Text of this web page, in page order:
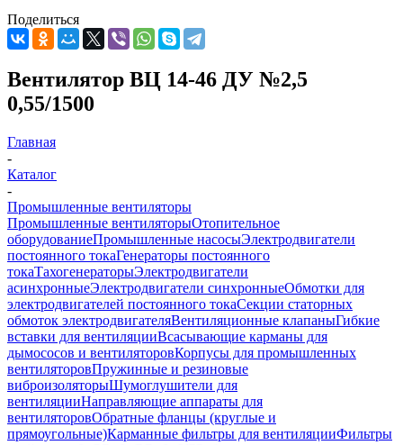
Поделиться
Вентилятор ВЦ 14-46 ДУ №2,5
0,55/1500
Главная
-
Каталог
-
Промышленные вентиляторы
Промышленные вентиляторыОтопительное
оборудованиеПромышленные насосыЭлектродвигатели
постоянного токаГенераторы постоянного
токаТахогенераторыЭлектродвигатели
асинхронныеЭлектродвигатели синхронныеОбмотки для
электродвигателей постоянного токаСекции статорных
обмоток электродвигателяВентиляционные клапаныГибкие
вставки для вентиляцииВсасывающие карманы для
дымососов и вентиляторовКорпусы для промышленных
вентиляторовПружинные и резиновые
виброизоляторыШумоглушители для
вентиляцииНаправляющие аппараты для
вентиляторовОбратные фланцы (круглые и
прямоугольные)Карманные фильтры для вентиляцииФильтры